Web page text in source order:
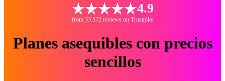
4.9
from 33.572 reviews on Trustpilot
Planes asequibles con precios
sencillos